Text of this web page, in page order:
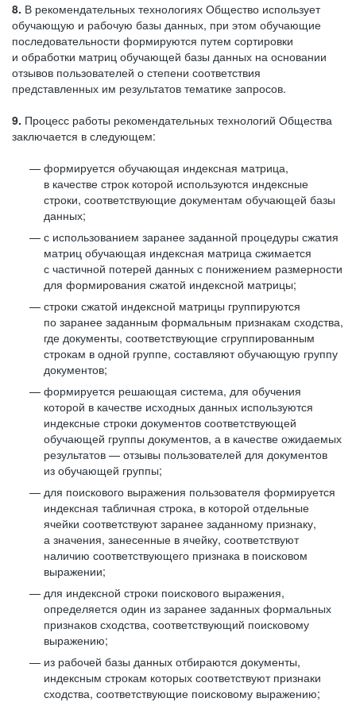
8. В рекомендательных технологиях Общество использует
обучающую и рабочую базы данных, при этом обучающие
последовательности формируются путем сортировки
и обработки матриц обучающей базы данных на основании
отзывов пользователей о степени соответствия
представленных им результатов тематике запросов.
9. Процесс работы рекомендательных технологий Общества
заключается в следующем:
формируется обучающая индексная матрица,
в качестве строк которой используются индексные
строки, соответствующие документам обучающей базы
данных;
с использованием заранее заданной процедуры сжатия
матриц обучающая индексная матрица сжимается
с частичной потерей данных с понижением размерности
для формирования сжатой индексной матрицы;
строки сжатой индексной матрицы группируются
по заранее заданным формальным признакам сходства,
где документы, соответствующие сгруппированным
строкам в одной группе, составляют обучающую группу
документов;
формируется решающая система, для обучения
которой в качестве исходных данных используются
индексные строки документов соответствующей
обучающей группы документов, а в качестве ожидаемых
результатов — отзывы пользователей для документов
из обучающей группы;
для поискового выражения пользователя формируется
индексная табличная строка, в которой отдельные
ячейки соответствуют заранее заданному признаку,
а значения, занесенные в ячейку, соответствуют
наличию соответствующего признака в поисковом
выражении;
для индексной строки поискового выражения,
определяется один из заранее заданных формальных
признаков сходства, соответствующий поисковому
выражению;
из рабочей базы данных отбираются документы,
индексным строкам которых соответствуют признаки
сходства, соответствующие поисковому выражению;